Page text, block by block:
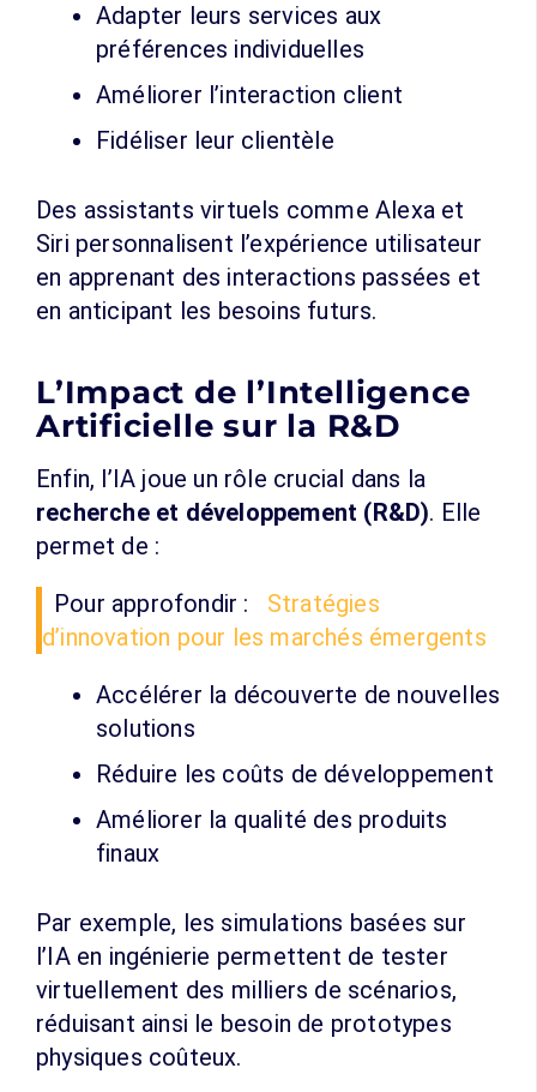
Adapter leurs services aux
préférences individuelles
Améliorer l’interaction client
Fidéliser leur clientèle
Des assistants virtuels comme Alexa et
Siri personnalisent l’expérience utilisateur
en apprenant des interactions passées et
en anticipant les besoins futurs.
L’Impact de l’Intelligence
Artificielle sur la R&D
Enfin, l’IA joue un rôle crucial dans la
recherche et développement (R&D). Elle
permet de :
Pour approfondir :
Stratégies
d’innovation pour les marchés émergents
Accélérer la découverte de nouvelles
solutions
Réduire les coûts de développement
Améliorer la qualité des produits
finaux
Par exemple, les simulations basées sur
l’IA en ingénierie permettent de tester
virtuellement des milliers de scénarios,
réduisant ainsi le besoin de prototypes
physiques coûteux.